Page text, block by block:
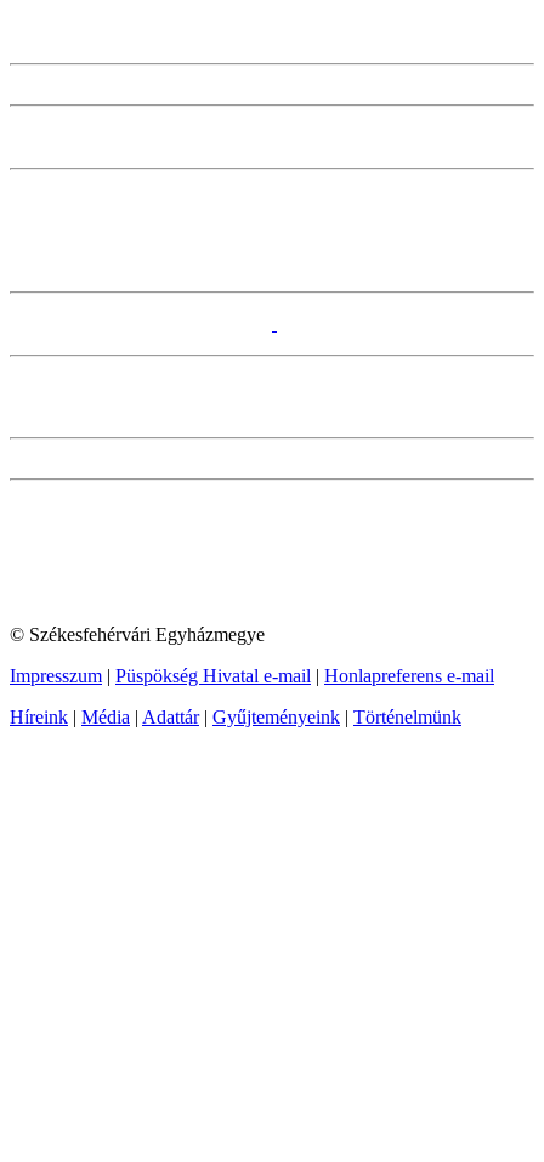
© Székesfehérvári Egyházmegye
Impresszum | Püspökség Hivatal e-mail | Honlapreferens e-mail
Híreink | Média | Adattár| Gyűjteményeink | Történelmünk